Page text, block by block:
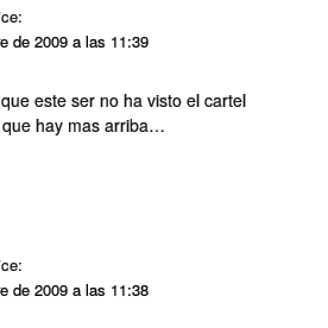
de 2009 a las 11:39
este ser no ha visto el cartel
hay mas arriba…
de 2009 a las 11:38